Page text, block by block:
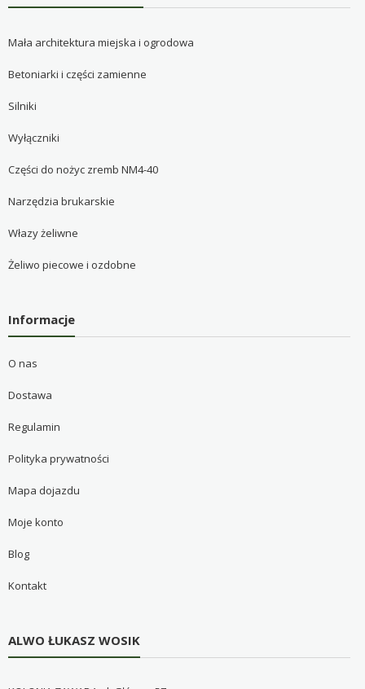
Mała architektura miejska i ogrodowa
Betoniarki i części zamienne
Silniki
Wyłączniki
Części do nożyc zremb NM4-40
Narzędzia brukarskie
Włazy żeliwne
Żeliwo piecowe i ozdobne
Informacje
O nas
Dostawa
Regulamin
Polityka prywatności
Mapa dojazdu
Moje konto
Blog
Kontakt
ALWO ŁUKASZ WOSIK